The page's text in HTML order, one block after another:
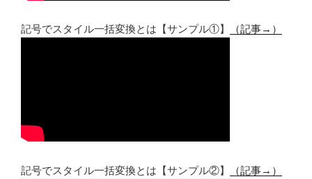
記号でスタイル一括変換とは【サンプル①】 （記事→）
記号でスタイル一括変換とは【サンプル②】 （記事→）